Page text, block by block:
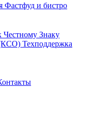
Фастфуд и бистро
Знаку
(КСО) Техподдержка